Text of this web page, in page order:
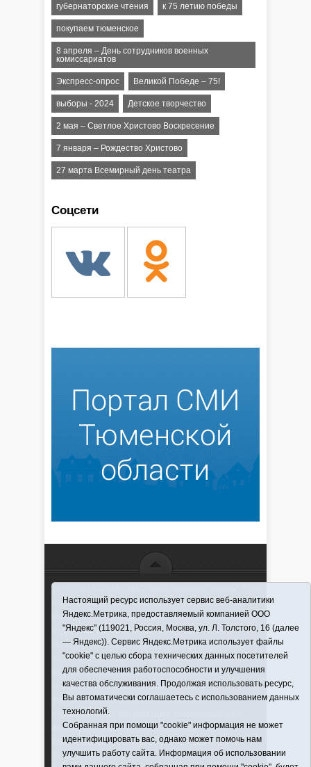
губернаторские чтения к 75 летию победы
покупаем тюменское
8 апреля – День сотрудников военных
комиссариатов
Экспресс-опрос Великой Победе – 75!
выборы - 2024 Детское творчество
2 мая – Светлое Христово Воскресение
7 января – Рождество Христово
27 марта Всемирный день театра
Соцсети
использовании материалов ссылка обязательна
Информационная лента выходит при финансовой
поддержке правительства Тюменской области
Регистрационный номер СМИ ЭЛ № ФС 77-66066
от 10.06. 2016 г. выдано Федеральной службой по
надзору в сфере связи, информационных
технологий и массовых коммуникаций.
Учредитель (соучредители) Автономная
некоммерческая организация "Информационно-
издательский центр "Красная звезда"" (627570,
Тюменская обл., Викуловский р-н, с. Викулово, ул.
Ленина, д. 5).
Настоящий ресурс использует сервис веб-аналитики
Яндекс.Метрика, предоставляемый компанией ООО
"Яндекс" (119021, Россия, Москва, ул. Л. Толстого, 16 (далее
— Яндекс)). Сервис Яндекс.Метрика использует файлы
"cookie" с целью сбора технических данных посетителей
для обеспечения работоспособности и улучшения
качества обслуживания. Продолжая использовать ресурс,
Вы автоматически соглашаетесь с использованием данных
технологий.
Собранная при помощи "cookie" информация не может
идентифицировать вас, однако может помочь нам
улучшить работу сайта. Информация об использовании